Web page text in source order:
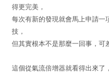
得更完美，
每次有新的發現就會馬上申請一
技，
但其實根本不是那麼一回事，可
這個從氣流倍增器就看得出來了